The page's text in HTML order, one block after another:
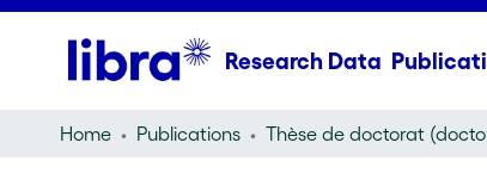
Research Data
Home Publications